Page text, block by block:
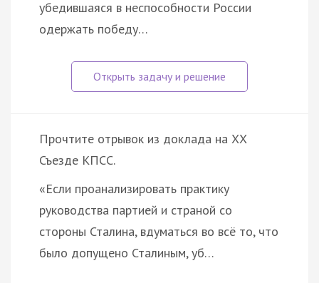
убедившаяся в неспособности России
одержать победу…
Прочтите отрывок из доклада на ХХ
Съезде КПСС.
«Если проанализировать практику
руководства партией и страной со
стороны Сталина, вдуматься во всё то, что
было допущено Сталиным, уб…